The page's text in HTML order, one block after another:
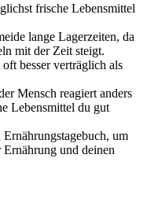
frische Lebensmittel
lange Lagerzeiten, da
mit der Zeit steigt.
besser verträglich als
Mensch reagiert anders
Lebensmittel du gut
Ernährungstagebuch, um
Ernährung und deinen